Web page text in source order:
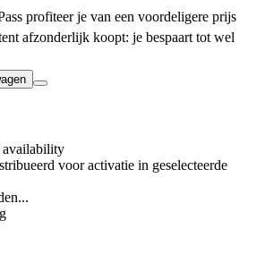
profiteer je van een voordeligere prijs
afzonderlijk koopt: je bespaart tot wel
availability
voor activatie in geselecteerde